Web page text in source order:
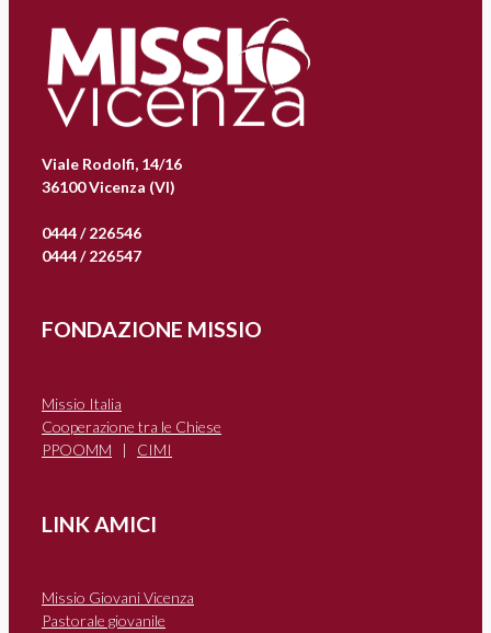
Viale Rodolfi, 14/16
36100 Vicenza (VI)
0444 / 226546
0444 / 226547
FONDAZIONE MISSIO
Missio Italia
Cooperazione tra le Chiese
PPOOMM | CIMI
LINK AMICI
Missio Giovani Vicenza
Pastorale giovanile